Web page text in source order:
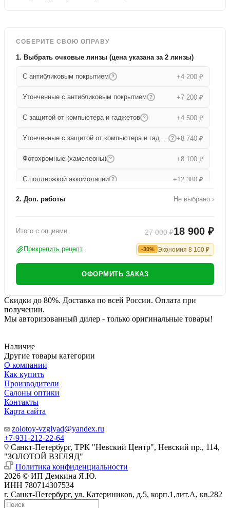
СОБЕРИТЕ СВОЮ ОПРАВУ
1. Выбрать очковые линзы (цена указана за 2 линзы)
С антибликовым покрытием ? +4 200 ₽
Утонченные с антибликовым покрытием ? +7 200 ₽
С защитой от компьютера и гаджетов ? +4 500 ₽
Утонченные с защитой от компьютера и гаджетов ? +8 740 ₽
Фотохромные (хамелеоны) ? +8 100 ₽
С поддержкой аккомодации ? +12 380 ₽
Прогрессивные +15 680 ₽
2. Доп. работы
Не выбрано ›
Итого с опциями 27 000 ₽18 900 ₽
Прикрепить рецепт -30% Экономия 8 100 ₽
ОФОРМИТЬ ЗАКАЗ
Скидки до 80%. Доставка по всей России. Оплата при
получении.
Мы авторизованный дилер - только оригинальные товары!
Наличие
Другие товары категории
О компании
Как купить
Производители
Салоны оптики
Контакты
Карта сайта
zolotoy-vzglyad@yandex.ru
+7-931-212-22-64
Санкт-Петербург, ТРК "Невский Центр", Невский пр., 114,
"ЗОЛОТОЙ ВЗГЛЯД"
Политика конфиденциальности
2026 © ИП Демкина Я.Ю.
ИНН 780714307534
г. Санкт-Петербург, ул. Катериников, д.5, корп.1,лит.А, кв.282